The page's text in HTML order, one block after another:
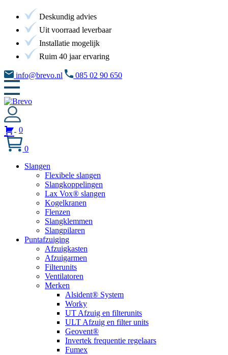
Deskundig advies
Uit voorraad leverbaar
Installatie mogelijk
Ruim 40 jaar ervaring
info@brevo.nl 085 02 90 650
0
0
Slangen
Flexibele slangen
Slangkoppelingen
Lax Vox® slangen
Kogelkranen
Flenzen
Slangklemmen
Slangpilaren
Puntafzuiging
Afzuigkasten
Afzuigarmen
Filterunits
Ventilatoren
Merken
Alsident® System
Worky
UT Afzuig en filterunits
ULT Afzuig en filter units
Geovent®
Invertek frequentie regelaars
Fumex